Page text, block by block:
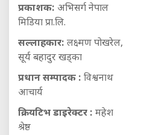
प्रकाशक: अभिसर्ग नेपाल
मिडिया प्रा.लि.
सल्लाहकार: लक्ष्मण पोखरेल,
सूर्य बहादुर खड्का
प्रधान सम्पादक : विश्वनाथ
आचार्य
क्रियटिभ डाइरेक्टर : महेश
श्रेष्ठ